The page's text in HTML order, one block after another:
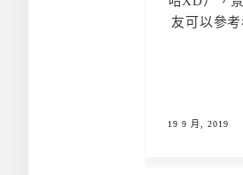
友可以參
19 9 月, 2019